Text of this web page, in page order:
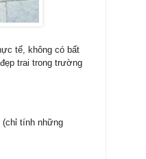
tế, không có bất
trai trong trường
(chỉ tính những